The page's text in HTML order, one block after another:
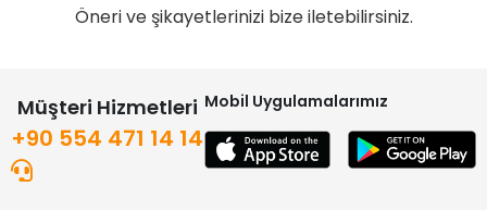
Öneri ve şikayetlerinizi bize iletebilirsiniz.
Müşteri Hizmetleri
+90 554 471 14 14
Mobil Uygulamalarımız